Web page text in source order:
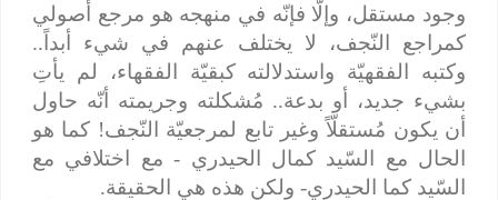
وجود مستقل، وإلّا فإنّه في منهجه هو مرجع أصولي
كمراجع النّجف، لا يختلف عنهم في شيء أبداً..
وكتبه الفقهيّة واستدلالته كبقيّة الفقهاء، لم يأتِ
بشيء جديد، أو بدعة.. مُشكلته وجريمته أنّه حاول
أن يكون مُستقلّاً وغير تابع لمرجعيّة النّجف! كما هو
الحال مع السّيد كمال الحيدري - مع اختلافي مع
السّيد كما الحيدري- ولكن هذه هي الحقيقة.